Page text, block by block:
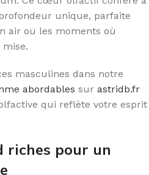
unique, parfaite
air ou les moments où
mise.
masculines dans notre
abordables sur astridb.fr
qui reflète votre esprit
riches pour un